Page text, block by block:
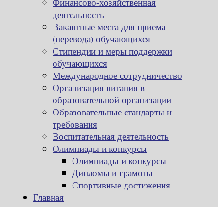
деятельность
Вакантные места для приема
(перевода) обучающихся
Стипендии и меры поддержки
обучающихся
Международное сотрудничество
Организация питания в
образовательной организации
Образовательные стандарты и
требования
Воспитательная деятельность
Олимпиады и конкурсы
Олимпиады и конкурсы
Дипломы и грамоты
Спортивные достижения
Главная